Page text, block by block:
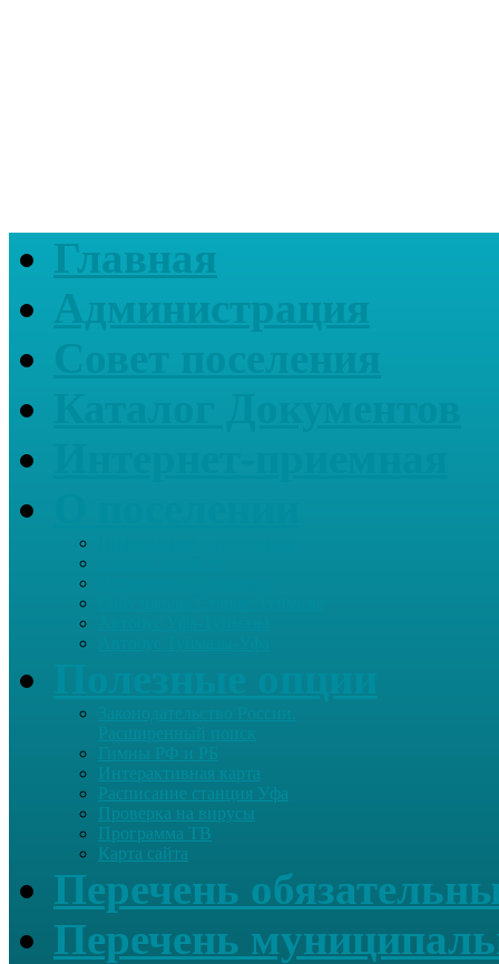
Главная
Администрация
Гимны РФ и РБ
Интерактивная карта
Расписание станция Уфа
Проверка на вирусы
Программа ТВ
Карта сайта
Перечень
Перечень